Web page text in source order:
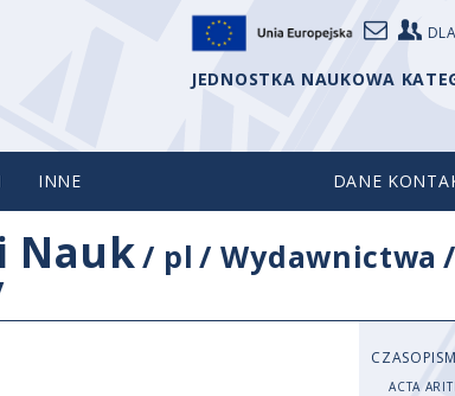
JEDNOSTKA NAUKOWA
INNE DANE
Nauk/ pl /Wydawnictwa /
ACTA